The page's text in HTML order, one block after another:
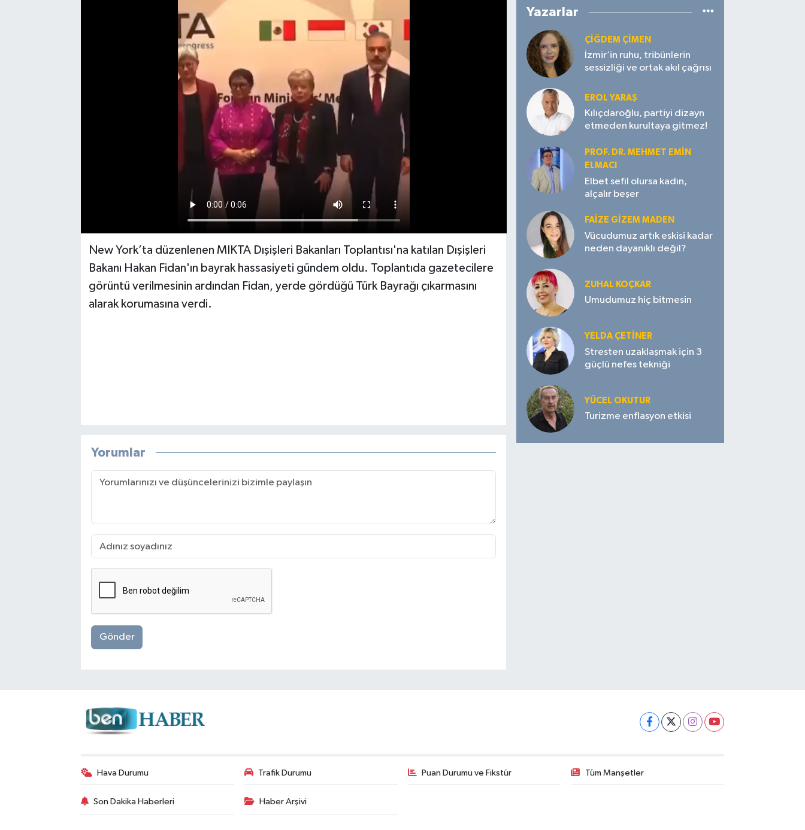
New York’ta düzenlenen MIKTA Dışişleri Bakanları Toplantısı'na katılan Dışişleri
Bakanı Hakan Fidan'ın bayrak hassasiyeti gündem oldu. Toplantıda gazetecilere
görüntü verilmesinin ardından Fidan, yerde gördüğü Türk Bayrağı çıkarmasını
alarak korumasına verdi.
Yorumlar
Gönder
Yazarlar
ÇIĞDEM ÇIMEN
İzmir’in ruhu, tribünlerin
sessizliği ve ortak akıl çağrısı
EROL YARAŞ
Kılıçdaroğlu, partiyi dizayn
etmeden kurultaya gitmez!
PROF. DR. MEHMET EMIN
ELMACI
Elbet sefil olursa kadın,
alçalır beşer
FAIZE GIZEM MADEN
Vücudumuz artık eskisi kadar
neden dayanıklı değil?
ZUHAL KOÇKAR
Umudumuz hiç bitmesin
YELDA ÇETİNER
Stresten uzaklaşmak için 3
güçlü nefes tekniği
YÜCEL OKUTUR
Turizme enflasyon etkisi
Hava Durumu Trafik Durumu Puan Durumu ve Fikstür Tüm Manşetler
Son Dakika Haberleri Haber Arşivi